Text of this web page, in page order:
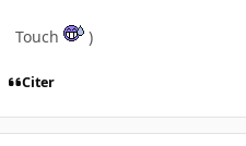
Touch )
Citer